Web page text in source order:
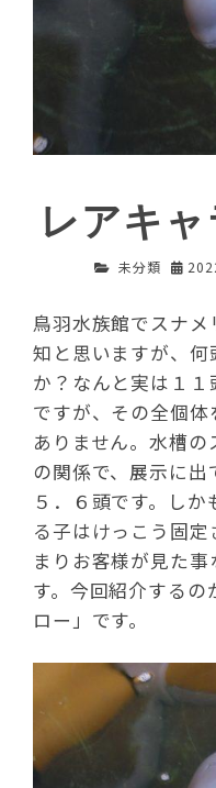
レアキャ
未分類
鳥羽水族館でスナ
知と思いますが、何
か？なんと実は１１
ですが、その全個
ありません。水槽
の関係で、展示に
５．６頭です。し
る子はけっこう固定
まりお客様が見た
す。今回紹介する
ロー」です。